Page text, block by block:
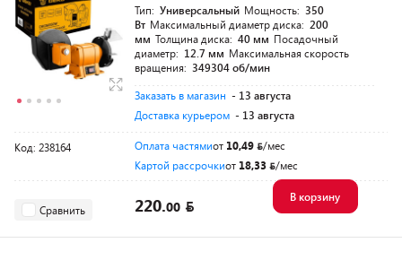
Тип: Универсальный Мощность: 350
Вт Максимальный диаметр диска: 200
мм Толщина диска: 40 мм Посадочный
диаметр: 12.7 мм Максимальная скорость
вращения: 349304 об/мин
Заказать в магазин - 13 августа
Доставка курьером - 13 августа
Код: 238164 Оплата частямиот 10,49
/мес
Картой рассрочкиот 18,33 /мес
Сравнить 220.00
В корзину